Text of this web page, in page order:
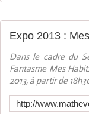
Expo 2013 :
Dans le cadre du
Fantasme Mes
2013, à partir de